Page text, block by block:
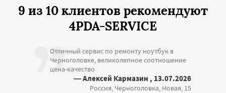
9 из 10 клиентов рекомендуют
4PDA-SERVICE
Отличный сервис по ремонту ноутбук в
Черноголовке, великолепное соотношение
цена-качество
— Алексей Кармазин , 13.07.2026
Россия, Черноголовка, Новая, 15